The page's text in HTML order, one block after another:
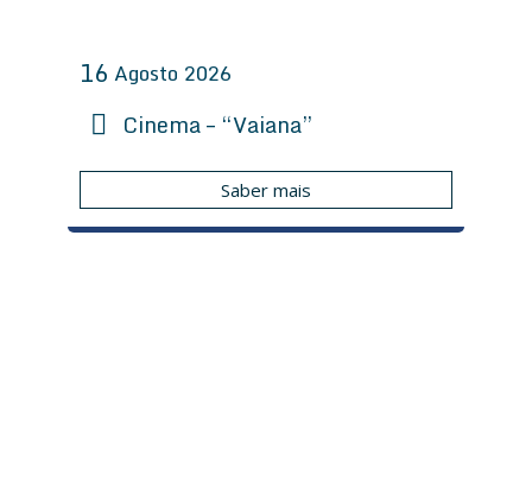
16 Agosto 2026
Cinema – “Vaiana”
Saber mais